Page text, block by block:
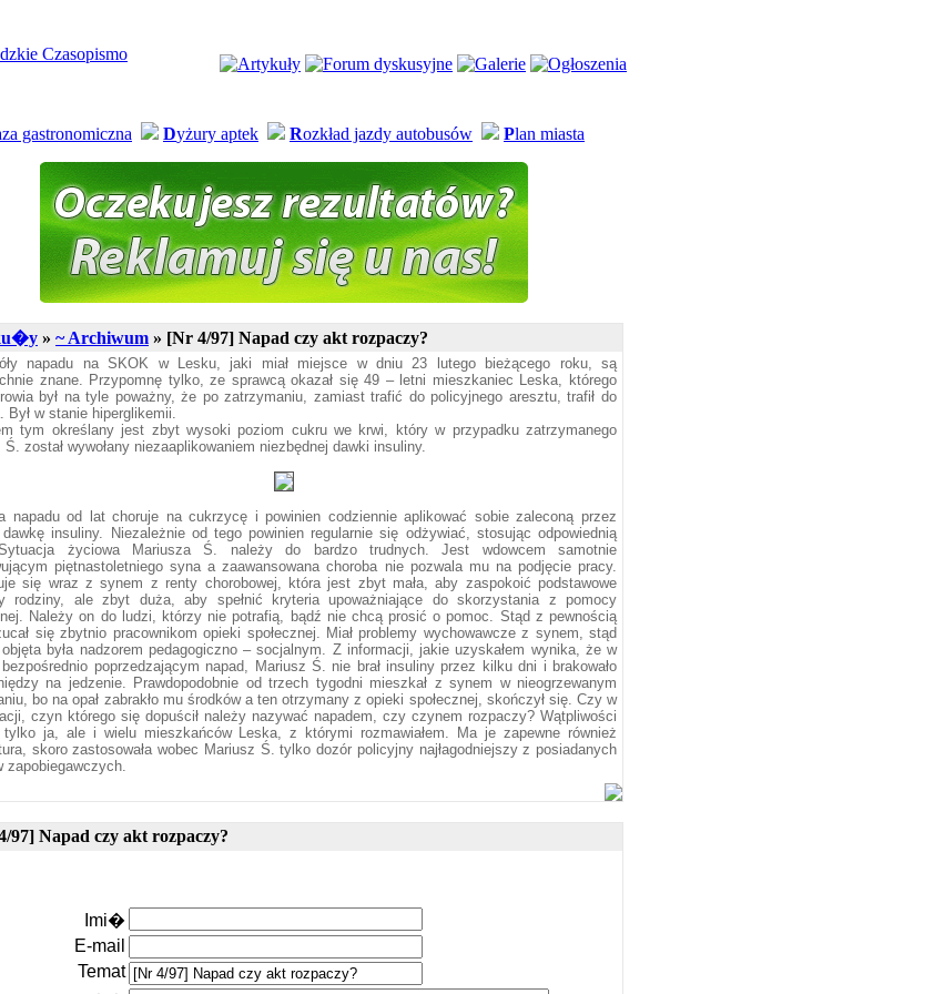
gastronomiczna Dyżury aptek Rozkład jazdy autobusów Plan miasta
» ~ Archiwum » [Nr 4/97] Napad czy akt rozpaczy?
napadu na SKOK w Lesku, jaki miał miejsce w dniu 23 lutego bieżącego roku, są
znane. Przypomnę tylko, ze sprawcą okazał się 49 – letni mieszkaniec Leska, którego
był na tyle poważny, że po zatrzymaniu, zamiast trafić do policyjnego aresztu, trafił do
Był w stanie hiperglikemii.
tym określany jest zbyt wysoki poziom cukru we krwi, który w przypadku zatrzymanego
Ś. został wywołany niezaaplikowaniem niezbędnej dawki insuliny.
napadu od lat choruje na cukrzycę i powinien codziennie aplikować sobie zaleconą przez
dawkę insuliny. Niezależnie od tego powinien regularnie się odżywiać, stosując odpowiednią
życiowa Mariusza Ś. należy do bardzo trudnych. Jest wdowcem samotnie
piętnastoletniego syna a zaawansowana choroba nie pozwala mu na podjęcie pracy.
się wraz z synem z renty chorobowej, która jest zbyt mała, aby zaspokoić podstawowe
rodziny, ale zbyt duża, aby spełnić kryteria upoważniające do skorzystania z pomocy
Należy on do ludzi, którzy nie potrafią, bądź nie chcą prosić o pomoc. Stąd z pewnością
się zbytnio pracownikom opieki społecznej. Miał problemy wychowawcze z synem, stąd
objęta była nadzorem pedagogiczno – socjalnym. Z informacji, jakie uzyskałem wynika, że w
poprzedzającym napad, Mariusz Ś. nie brał insuliny przez kilku dni i brakowało
na jedzenie. Prawdopodobnie od trzech tygodni mieszkał z synem w nieogrzewanym
bo na opał zabrakło mu środków a ten otrzymany z opieki społecznej, skończył się. Czy w
czyn którego się dopuścił należy nazywać napadem, czy czynem rozpaczy? Wątpliwości
ja, ale i wielu mieszkańców Leska, z którymi rozmawiałem. Ma je zapewne również
skoro zastosowała wobec Mariusz Ś. tylko dozór policyjny najłagodniejszy z posiadanych
zapobiegawczych.
97] Napad czy akt rozpaczy?
Imi�
E-mail
Temat